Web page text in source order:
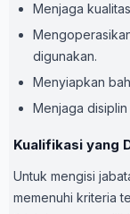
Menjaga
digunakan.
Menyiapkan
Menjaga
Kualifikasi yang
Untuk mengisi
memenuhi kriteria